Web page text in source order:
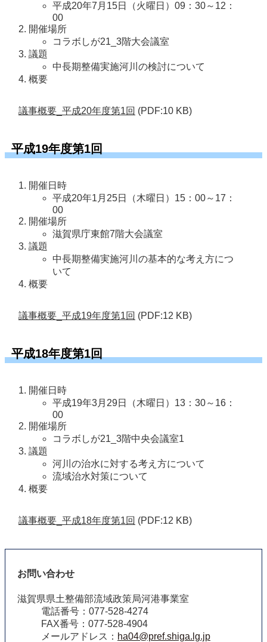
平成20年7月15日（火曜日）09：30～12：
00
開催場所
コラボしが21_3階大会議室
議題
中長期整備実施河川の検討について
概要
議事概要_平成20年度第1回 (PDF:10 KB)
平成19年度第1回
開催日時
平成20年1月25日（木曜日）15：00～17：
00
開催場所
滋賀県庁東館7階大会議室
議題
中長期整備実施河川の基本的な考え方につ
いて
概要
議事概要_平成19年度第1回 (PDF:12 KB)
平成18年度第1回
開催日時
平成19年3月29日（木曜日）13：30～16：
00
開催場所
コラボしが21_3階中央会議室1
議題
河川の治水に対する考え方について
流域治水対策について
概要
議事概要_平成18年度第1回 (PDF:12 KB)
お問い合わせ
滋賀県県土整備部流域政策局河港事業室
電話番号：077-528-4274
FAX番号：077-528-4904
メールアドレス： ha04@pref.shiga.lg.jp